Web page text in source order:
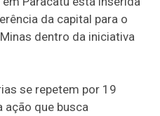
da capital para o
dentro da iniciativa
se repetem por 19
ação que busca